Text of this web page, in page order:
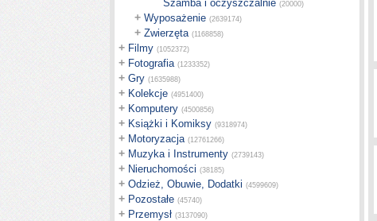
Szamba i oczyszczalnie (20000)
+ Wyposażenie (2639174)
+ Zwierzęta (1168858)
+ Filmy (1052372)
+ Fotografia (1233352)
+ Gry (1635988)
+ Kolekcje (4951400)
+ Komputery (4500856)
+ Książki i Komiksy (9318974)
+ Motoryzacja (12761266)
+ Muzyka i Instrumenty (2739143)
+ Nieruchomości (38185)
+ Odzież, Obuwie, Dodatki (4599609)
+ Pozostałe (45740)
+ Przemysł (3137090)